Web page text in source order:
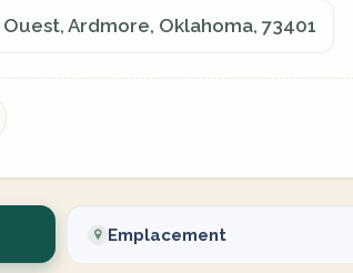
Ardmore, Oklahoma, 73401
Emplacement